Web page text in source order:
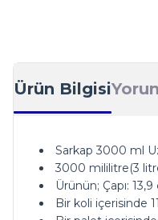
Ürün Bilgisi
Sarkap 3000 ml
3000 mililitre(3
Ürünün; Çapı:
Bir koli içerisinde